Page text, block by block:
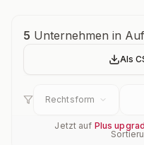
5 Unternehmen in
Als
Rechtsform
Jetzt auf Plus